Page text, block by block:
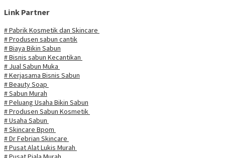
Link Partner
# Pabrik Kosmetik dan Skincare
# Produsen sabun cantik
# Biaya Bikin Sabun
# Bisnis sabun Kecantikan
# Jual Sabun Muka
# Kerjasama Bisnis Sabun
# Beauty Soap
# Sabun Murah
# Peluang Usaha Bikin Sabun
# Produsen Sabun Kosmetik
# Usaha Sabun
# Skincare Bpom
# Dr Febrian Skincare
# Pusat Alat Lukis Murah